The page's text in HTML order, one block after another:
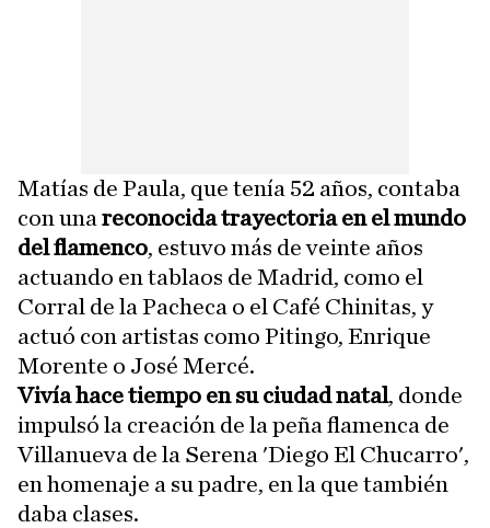
Matías de Paula, que tenía 52 años, contaba
con una reconocida trayectoria en el mundo
del flamenco, estuvo más de veinte años
actuando en tablaos de Madrid, como el
Corral de la Pacheca o el Café Chinitas, y
actuó con artistas como Pitingo, Enrique
Morente o José Mercé.
Vivía hace tiempo en su ciudad natal, donde
impulsó la creación de la peña flamenca de
Villanueva de la Serena 'Diego El Chucarro',
en homenaje a su padre, en la que también
daba clases.